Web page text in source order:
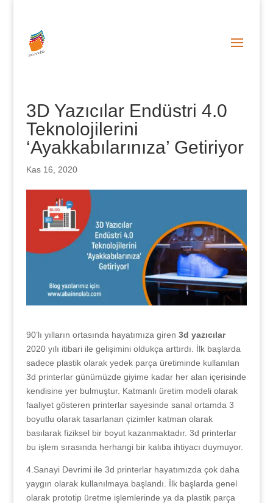
3D Yazıcılar Endüstri 4.0
Teknolojilerini
‘Ayakkabılarınıza’ Getiriyor
Kas 16, 2020
90’lı yılların ortasında hayatımıza giren 3d yazıcılar
2020 yılı itibari ile gelişimini oldukça arttırdı. İlk başlarda
sadece plastik olarak yedek parça üretiminde kullanılan
3d printerlar günümüzde giyime kadar her alan içerisinde
kendisine yer bulmuştur. Katmanlı üretim modeli olarak
faaliyet gösteren printerlar sayesinde sanal ortamda 3
boyutlu olarak tasarlanan çizimler katman olarak
basılarak fiziksel bir boyut kazanmaktadır. 3d printerlar
bu işlem sırasında herhangi bir kalıba ihtiyacı duymuyor.
4.Sanayi Devrimi ile 3d printerlar hayatımızda çok daha
yaygın olarak kullanılmaya başlandı. İlk başlarda genel
olarak prototip üretme işlemlerinde ya da plastik parça